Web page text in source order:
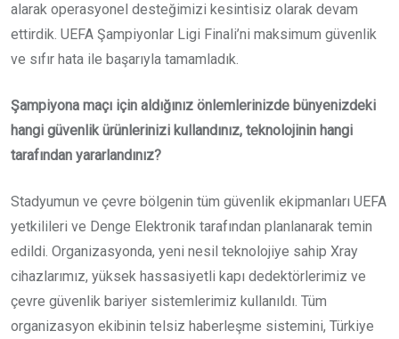
alarak operasyonel desteğimizi kesintisiz olarak devam
ettirdik. UEFA Şampiyonlar Ligi Finali’ni maksimum güvenlik
ve sıfır hata ile başarıyla tamamladık.
Şampiyona maçı için aldığınız önlemlerinizde bünyenizdeki
hangi güvenlik ürünlerinizi kullandınız, teknolojinin hangi
tarafından yararlandınız?
Stadyumun ve çevre bölgenin tüm güvenlik ekipmanları UEFA
yetkilileri ve Denge Elektronik tarafından planlanarak temin
edildi. Organizasyonda, yeni nesil teknolojiye sahip Xray
cihazlarımız, yüksek hassasiyetli kapı dedektörlerimiz ve
çevre güvenlik bariyer sistemlerimiz kullanıldı. Tüm
organizasyon ekibinin telsiz haberleşme sistemini, Türkiye